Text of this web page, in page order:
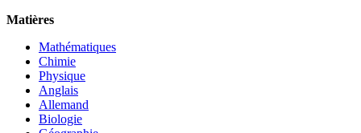
Matières
Mathématiques
Chimie
Physique
Anglais
Allemand
Biologie